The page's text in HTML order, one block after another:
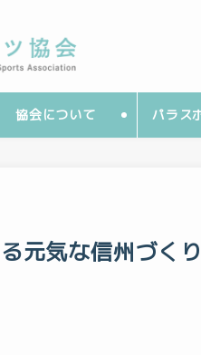
協会について パラス
元気な信州づく